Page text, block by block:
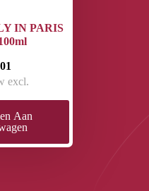
IN PARIS
excl.
Aan